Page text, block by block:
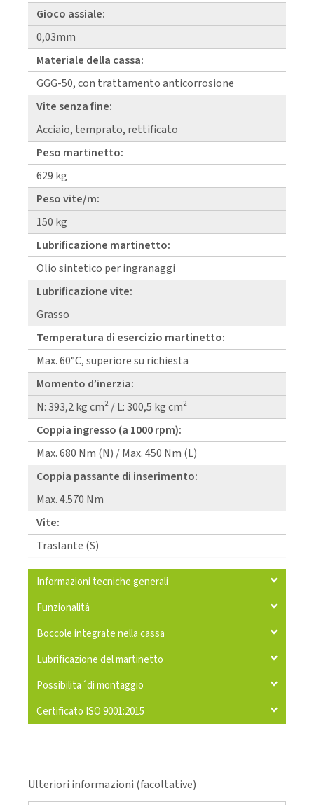
Gioco assiale:
0,03mm
Materiale della cassa:
GGG-50, con trattamento anticorrosione
Vite senza fine:
Acciaio, temprato, rettificato
Peso martinetto:
629 kg
Peso vite/m:
150 kg
Lubrificazione martinetto:
Olio sintetico per ingranaggi
Lubrificazione vite:
Grasso
Temperatura di esercizio martinetto:
Max. 60°C, superiore su richiesta
Momento d’inerzia:
N: 393,2 kg cm² / L: 300,5 kg cm²
Coppia ingresso (a 1000 rpm):
Max. 680 Nm (N) / Max. 450 Nm (L)
Coppia passante di inserimento:
Max. 4.570 Nm
Vite:
Traslante (S)
Informazioni tecniche generali
Funzionalità
Boccole integrate nella cassa
Lubrificazione del martinetto
Possibilita´di montaggio
Certificato ISO 9001:2015
Ulteriori informazioni (facoltative)